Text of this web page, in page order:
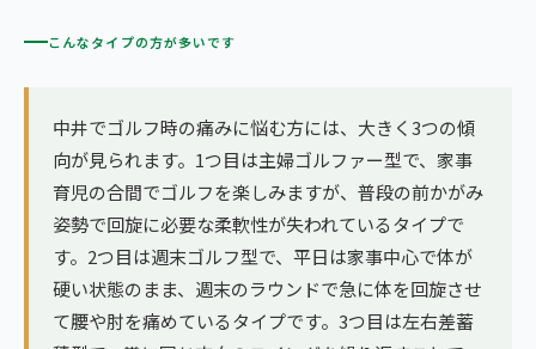
こんなタイプの方が多いです
中井でゴルフ時の痛みに悩む方には、大きく3つの傾
向が見られます。1つ目は主婦ゴルファー型で、家事
育児の合間でゴルフを楽しみますが、普段の前かがみ
姿勢で回旋に必要な柔軟性が失われているタイプで
す。2つ目は週末ゴルフ型で、平日は家事中心で体が
硬い状態のまま、週末のラウンドで急に体を回旋させ
て腰や肘を痛めているタイプです。3つ目は左右差蓄